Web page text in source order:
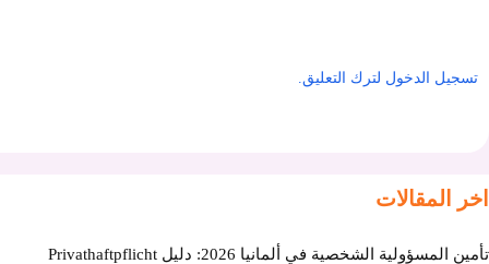
تسجيل الدخول لترك التعليق.
اخر المقالات
تأمين المسؤولية الشخصية في ألمانيا 2026: دليل Privathaftpflicht